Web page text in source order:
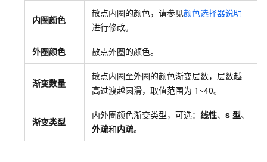
内圈颜色
散点内圈的颜色，请参见颜色选择器说明
进行修改。
外圈颜色 散点外圈的颜色。
渐变数量
散点内圈至外圈的颜色渐变层数，层数越
高过渡越圆滑，取值范围为 1~40。
渐变类型
内外圈颜色渐变类型，可选： 线性、 s 型、
外疏和内疏。